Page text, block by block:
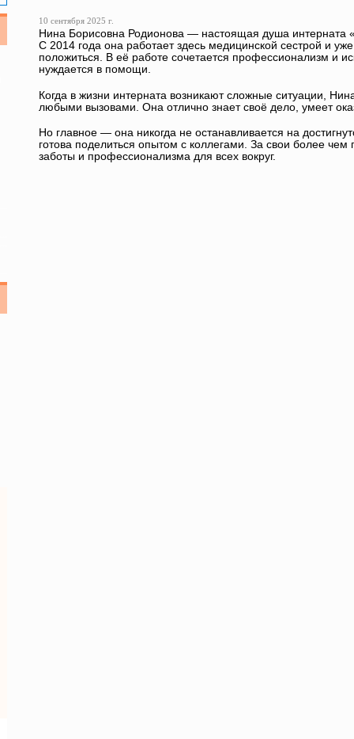
10 сентября 2025 г.
Нина Борисовна Родионова — настоящая душа интерната
С 2014 года она работает здесь медицинской сестрой и
положиться. В её работе сочетается профессионализм и
нуждается в помощи.
Когда в жизни интерната возникают сложные ситуации,
любыми вызовами. Она отлично знает своё дело, умеет
Но главное — она никогда не останавливается на
готова поделиться опытом с коллегами. За свои более
заботы и профессионализма для всех вокруг.